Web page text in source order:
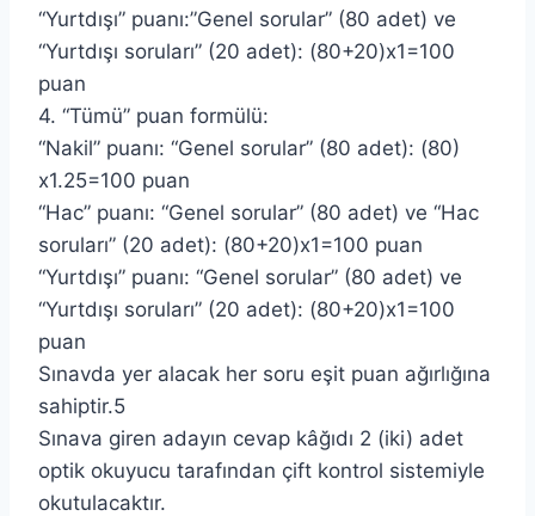
“Yurtdışı” puanı:”Genel sorular” (80 adet) ve
“Yurtdışı soruları” (20 adet): (80+20)x1=100
puan
4. “Tümü” puan formülü:
“Nakil” puanı: “Genel sorular” (80 adet): (80)
x1.25=100 puan
“Hac” puanı: “Genel sorular” (80 adet) ve “Hac
soruları” (20 adet): (80+20)x1=100 puan
“Yurtdışı” puanı: “Genel sorular” (80 adet) ve
“Yurtdışı soruları” (20 adet): (80+20)x1=100
puan
Sınavda yer alacak her soru eşit puan ağırlığına
sahiptir.5
Sınava giren adayın cevap kâğıdı 2 (iki) adet
optik okuyucu tarafından çift kontrol sistemiyle
okutulacaktır.